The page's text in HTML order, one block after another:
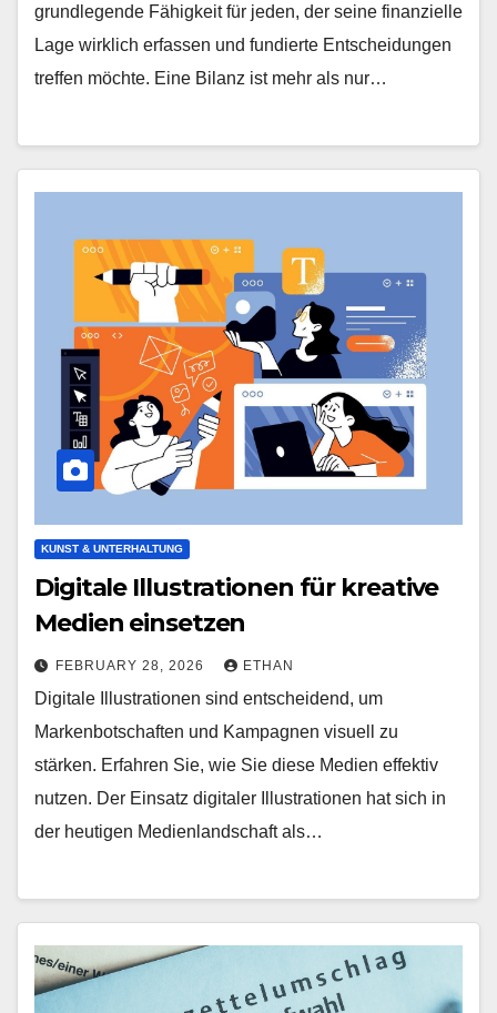
grundlegende Fähigkeit für jeden, der seine finanzielle
Lage wirklich erfassen und fundierte Entscheidungen
treffen möchte. Eine Bilanz ist mehr als nur…
KUNST & UNTERHALTUNG
Digitale Illustrationen für kreative
Medien einsetzen
FEBRUARY 28, 2026 ETHAN
Digitale Illustrationen sind entscheidend, um
Markenbotschaften und Kampagnen visuell zu
stärken. Erfahren Sie, wie Sie diese Medien effektiv
nutzen. Der Einsatz digitaler Illustrationen hat sich in
der heutigen Medienlandschaft als…